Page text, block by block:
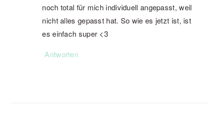
noch total für mich individuell angepasst, weil
nicht alles gepasst hat. So wie es jetzt ist, ist
es einfach super <3
Antworten